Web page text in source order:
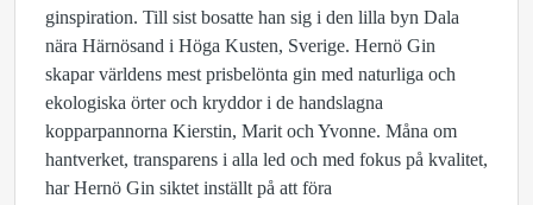
ginspiration. Till sist bosatte han sig i den lilla byn Dala
nära Härnösand i Höga Kusten, Sverige. Hernö Gin
skapar världens mest prisbelönta gin med naturliga och
ekologiska örter och kryddor i de handslagna
kopparpannorna Kierstin, Marit och Yvonne. Måna om
hantverket, transparens i alla led och med fokus på kvalitet,
har Hernö Gin siktet inställt på att föra